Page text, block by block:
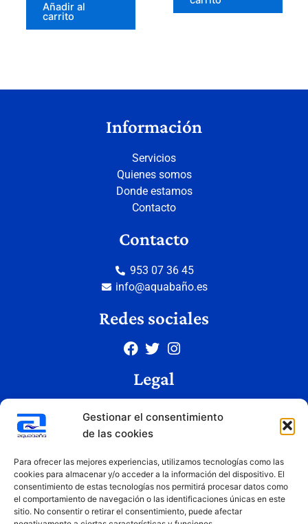
Gestionar el consentimiento
de las cookies
Para ofrecer las mejores experiencias, utilizamos tecnologías como las
cookies para almacenar y/o acceder a la información del dispositivo. El
consentimiento de estas tecnologías nos permitirá procesar datos como
el comportamiento de navegación o las identificaciones únicas en este
sitio. No consentir o retirar el consentimiento, puede afectar
Añadir al
carrito
Información
Servicios
Quienes somos
Donde estamos
Contacto
Contacto
953 07 36 45
info@aquabaño.es
Redes sociales
Legal
Política de privacidad
Condiciones de uso
Copyright © 2026 Aquabaño | Todos los derechos reservados
Diseñado porInnovation Studio